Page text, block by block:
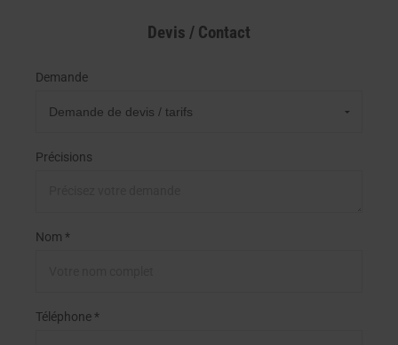
Devis / Contact
Demande
Précisions
Nom *
Téléphone *